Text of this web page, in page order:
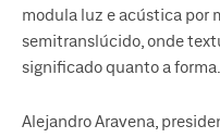
modula luz e acústica por
semitranslúcido, onde
significado quanto a forma.
Alejandro Aravena,